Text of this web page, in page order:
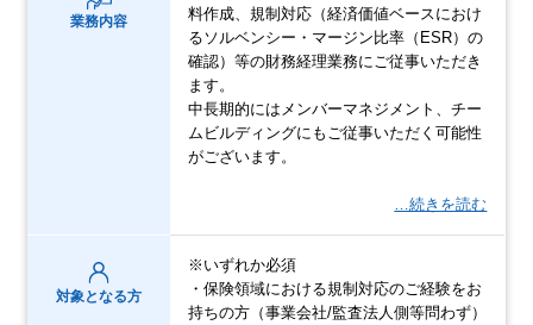
業務内容
料作成、規制対応（経済価値ベースにおけ
るソルベンシー・マージン比率（ESR）の
確認）等の財務経理業務にご従事いただき
ます。
中長期的にはメンバーマネジメント、チー
ムビルディングにもご従事いただく可能性
がございます。
…続きを読む
対象となる方
※いずれか必須
・保険領域における規制対応のご経験をお
持ちの方（事業会社/監査法人側等問わず）